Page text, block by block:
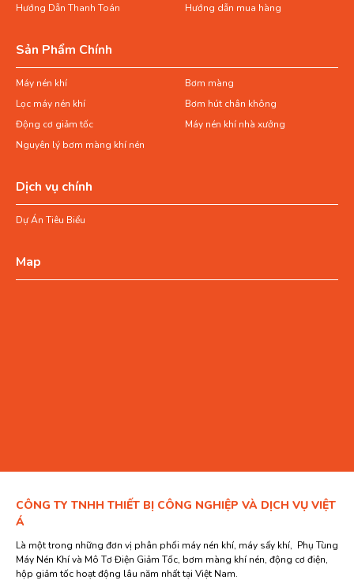
Hướng Dẫn Thanh Toán
Hướng dẫn mua hàng
Sản Phẩm Chính
Máy nén khí
Bơm màng
Lọc máy nén khí
Bơm hút chân không
Động cơ giảm tốc
Máy nén khí nhà xưởng
Nguyên lý bơm màng khí nén
Dịch vụ chính
Dự Án Tiêu Biểu
Map
CÔNG TY TNHH THIẾT BỊ CÔNG NGHIỆP VÀ DỊCH VỤ VIỆT
Á
Là một trong những đơn vị phân phối máy nén khí, máy sấy khí, Phụ Tùng
Máy Nén Khí và Mô Tơ Điện Giảm Tốc, bơm màng khí nén, động cơ điện,
hộp giảm tốc hoạt động lâu năm nhất tại Việt Nam.